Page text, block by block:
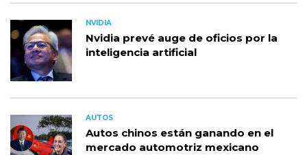
NVIDIA
Nvidia prevé auge de oficios por la
inteligencia artificial
AUTOS
Autos chinos están ganando en el
mercado automotriz mexicano